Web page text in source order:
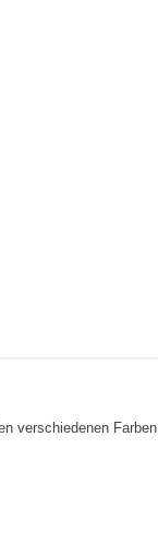
verschiedenen Farben